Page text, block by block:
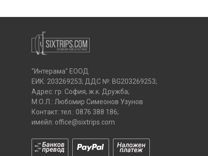
"Интерама" ЕООД
ЕИК: 203269253; ДДС №: BG203269253;
Адрес: гр. София, ж.к. Дружба;
М.О.Л.: Любомир Симеонов Узунов
Контакт: тел.: 0876 388 186;
имейл: office@sixtrips.com